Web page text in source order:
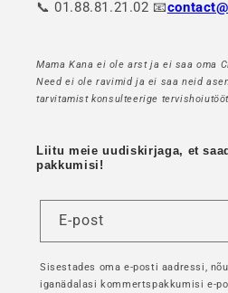
📞 01.88.81.21.02 📧
Mama Kana ei ole arst ja ei saa oma
Need ei ole ravimid ja ei saa neid
tarvitamist konsulteerige
Liitu meie uudiskirjaga, et
pakkumisi!
E-post
Sisestades oma e-posti aadressi,
iganädalasi kommertspakkumisi e-